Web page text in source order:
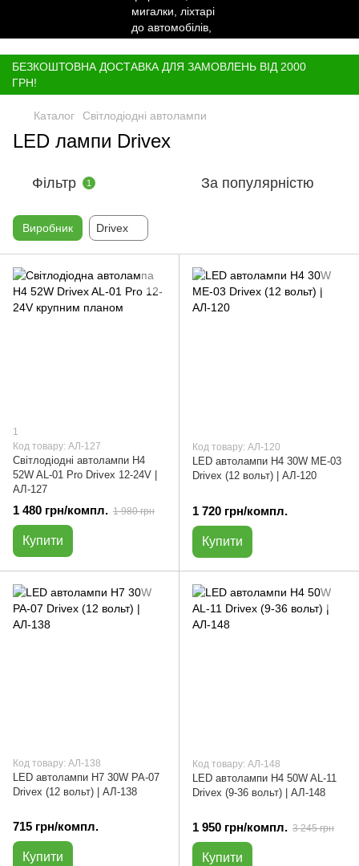
БЕЗКОШТОВНА ДОСТАВКА ДЛЯ ЗАМОВЛЕНЬ ВІД 2000
ГРН!
Каталог Світлодіодні автолампи
LED лампи Drivex
Фільтр 1 За популярністю
Виробник Drivex
1
Код товару: АЛ-127
Світлодіодні автолампи H4
52W AL-01 Pro Drivex 12-24V |
АЛ-127
1 480 грн/компл. 1 980 грн
Купити
Код товару: АЛ-120
LED автолампи H4 30W ME-03
Drivex (12 вольт) | АЛ-120
1 720 грн/компл.
Купити
Код товару: АЛ-138
LED автолампи H7 30W PA-07
Drivex (12 вольт) | АЛ-138
715 грн/компл.
Купити
Код товару: АЛ-148
LED автолампи H4 50W AL-11
Drivex (9-36 вольт) | АЛ-148
1 950 грн/компл. 3 245 грн
Купити